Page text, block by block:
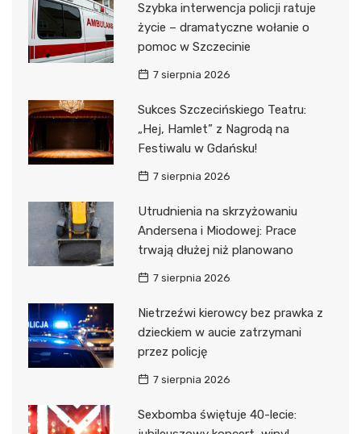
Szybka interwencja policji ratuje
życie – dramatyczne wołanie o
pomoc w Szczecinie
7 sierpnia 2026
Sukces Szczecińskiego Teatru:
„Hej, Hamlet” z Nagrodą na
Festiwalu w Gdańsku!
7 sierpnia 2026
Utrudnienia na skrzyżowaniu
Andersena i Miodowej: Prace
trwają dłużej niż planowano
7 sierpnia 2026
Nietrzeźwi kierowcy bez prawka z
dzieckiem w aucie zatrzymani
przez policję
7 sierpnia 2026
Sexbomba świętuje 40-lecie: